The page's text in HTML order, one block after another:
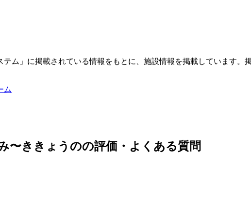
テム」に掲載されている情報をもとに、施設情報を掲載しています
ム
〜ききょうのの評価・よくある質問